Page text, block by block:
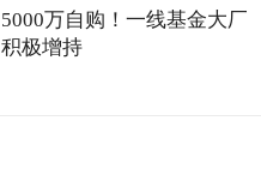
5000万自购！一线基金大厂
积极增持